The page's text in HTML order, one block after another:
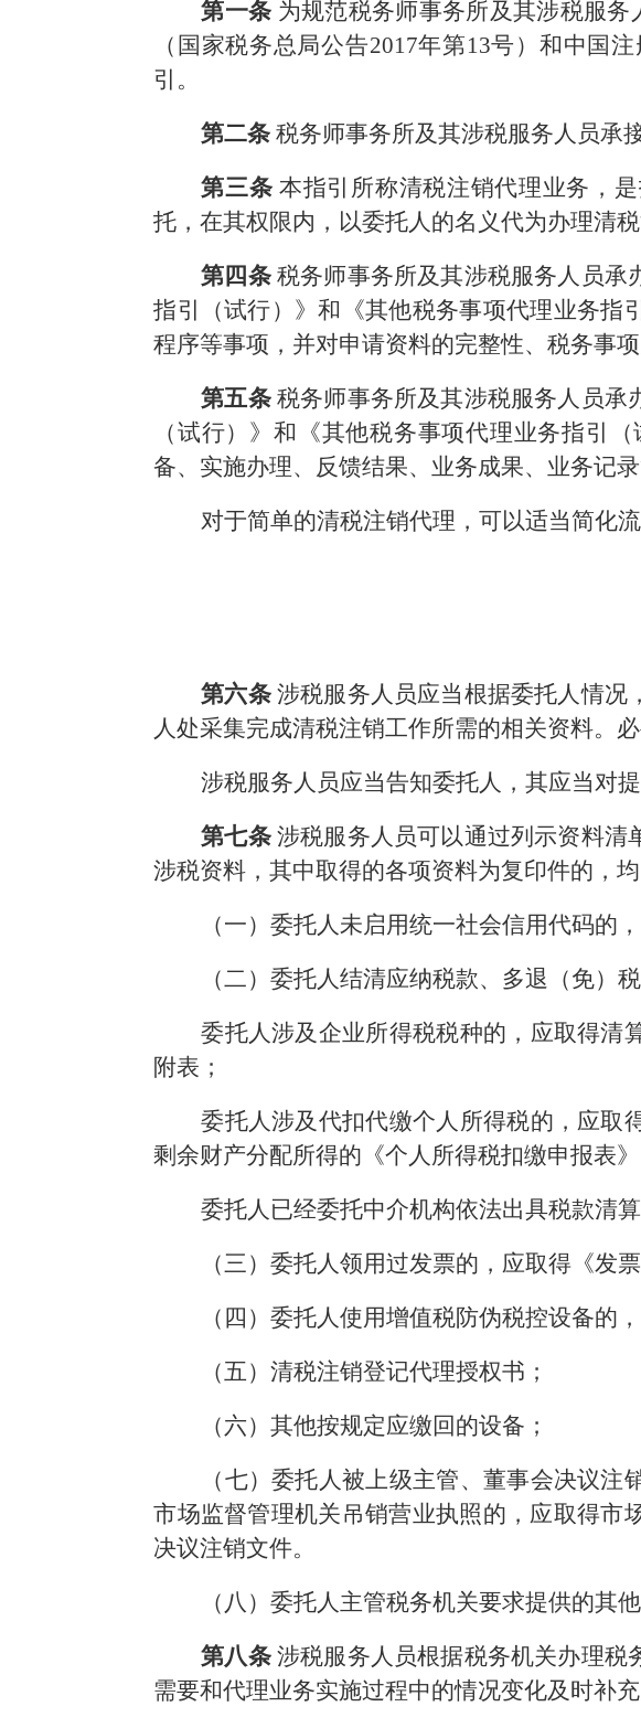
第一条 为规范税务师事务所及其涉税服务
（国家税务总局公告2017年第13号）和中国
引。
第二条税务师事务所及其涉税服务人员承
第三条本指引所称清税注销代理业务，
托，在其权限内，以委托人的名义代为办理清
第四条 税务师事务所及其涉税服务人员承
指引（试行）》和《其他税务事项代理业务指
程序等事项，并对申请资料的完整性、税务事
第五条 税务师事务所及其涉税服务人员承
（试行）》和《其他税务事项代理业务指引
备、实施办理、反馈结果、业务成果、业务记录
对于简单的清税注销代理，可以适当简化流
第六条涉税服务人员应当根据委托人情况
人处采集完成清税注销工作所需的相关资料。
涉税服务人员应当告知委托人，其应当对
第七条涉税服务人员可以通过列示资料清
涉税资料，其中取得的各项资料为复印件的，
（一）委托人未启用统一社会信用代码的
（二）委托人结清应纳税款、多退（免）
委托人涉及企业所得税税种的，应取得清
附表；
委托人涉及代扣代缴个人所得税的，应取
剩余财产分配所得的《个人所得税扣缴申报表》
委托人已经委托中介机构依法出具税款清
（三）委托人领用过发票的，应取得《发
（四）委托人使用增值税防伪税控设备的
（五）清税注销登记代理授权书；
（六）其他按规定应缴回的设备；
（七）委托人被上级主管、董事会决议
市场监督管理机关吊销营业执照的，应取得市
决议注销文件。
（八）委托人主管税务机关要求提供的其他
第八条涉税服务人员根据税务机关办理税
需要和代理业务实施过程中的情况变化及时补充